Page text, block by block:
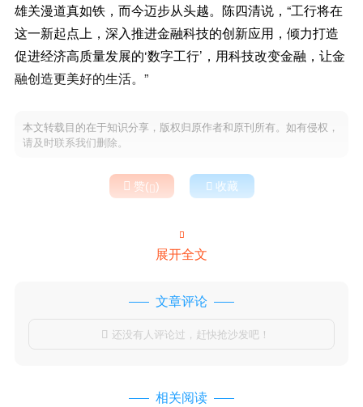
雄关漫道真如铁，而今迈步从头越。陈四清说，“工行将在
这一新起点上，深入推进金融科技的创新应用，倾力打造
促进经济高质量发展的‘数字工行’，用科技改变金融，让金
融创造更美好的生活。”
本文转载目的在于知识分享，版权归原作者和原刊所有。如有侵权，
请及时联系我们删除。
 赞()  收藏

展开全文
文章评论
 还没有人评论过，赶快抢沙发吧！
相关阅读